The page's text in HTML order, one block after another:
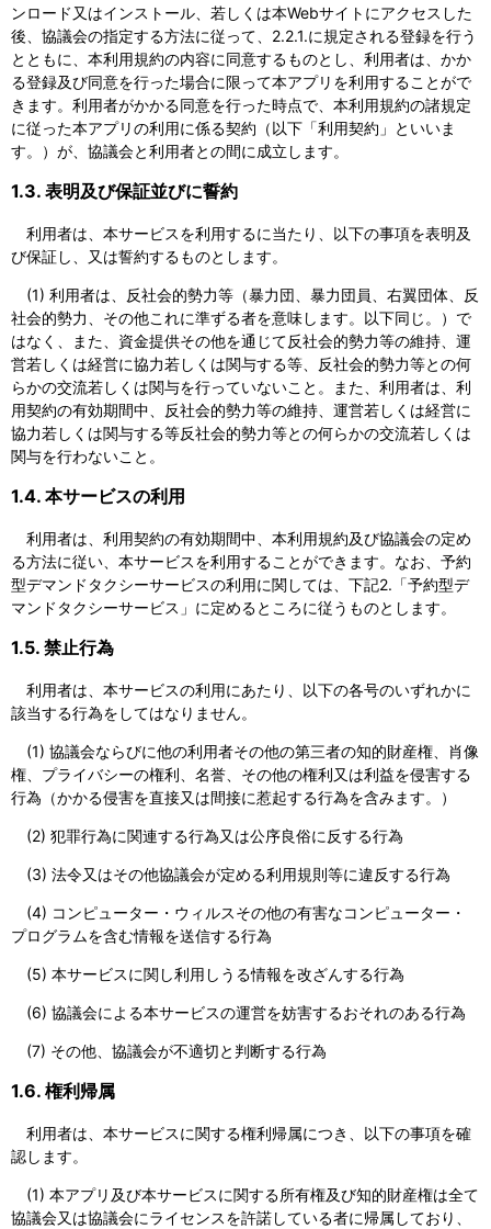
ンロード又はインストール、若しくは本Webサイトにアクセスした
後、協議会の指定する方法に従って、2.2.1.に規定される登録を行う
とともに、本利用規約の内容に同意するものとし、利用者は、かか
る登録及び同意を行った場合に限って本アプリを利用することがで
きます。利用者がかかる同意を行った時点で、本利用規約の諸規定
に従った本アプリの利用に係る契約（以下「利用契約」といいま
す。）が、協議会と利用者との間に成立します。
1.3. 表明及び保証並びに誓約
利用者は、本サービスを利用するに当たり、以下の事項を表明及
び保証し、又は誓約するものとします。
(1) 利用者は、反社会的勢力等（暴力団、暴力団員、右翼団体、反
社会的勢力、その他これに準ずる者を意味します。以下同じ。）で
はなく、また、資金提供その他を通じて反社会的勢力等の維持、運
営若しくは経営に協力若しくは関与する等、反社会的勢力等との何
らかの交流若しくは関与を行っていないこと。また、利用者は、利
用契約の有効期間中、反社会的勢力等の維持、運営若しくは経営に
協力若しくは関与する等反社会的勢力等との何らかの交流若しくは
関与を行わないこと。
1.4. 本サービスの利用
利用者は、利用契約の有効期間中、本利用規約及び協議会の定め
る方法に従い、本サービスを利用することができます。なお、予約
型デマンドタクシーサービスの利用に関しては、下記2.「予約型デ
マンドタクシーサービス」に定めるところに従うものとします。
1.5. 禁止行為
利用者は、本サービスの利用にあたり、以下の各号のいずれかに
該当する行為をしてはなりません。
(1) 協議会ならびに他の利用者その他の第三者の知的財産権、肖像
権、プライバシーの権利、名誉、その他の権利又は利益を侵害する
行為（かかる侵害を直接又は間接に惹起する行為を含みます。）
(2) 犯罪行為に関連する行為又は公序良俗に反する行為
(3) 法令又はその他協議会が定める利用規則等に違反する行為
(4) コンピューター・ウィルスその他の有害なコンピューター・
プログラムを含む情報を送信する行為
(5) 本サービスに関し利用しうる情報を改ざんする行為
(6) 協議会による本サービスの運営を妨害するおそれのある行為
(7) その他、協議会が不適切と判断する行為
1.6. 権利帰属
利用者は、本サービスに関する権利帰属につき、以下の事項を確
認します。
(1) 本アプリ及び本サービスに関する所有権及び知的財産権は全て
協議会又は協議会にライセンスを許諾している者に帰属しており、